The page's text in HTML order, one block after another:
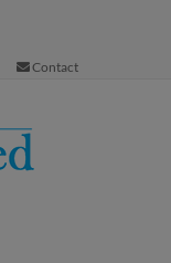
Contact